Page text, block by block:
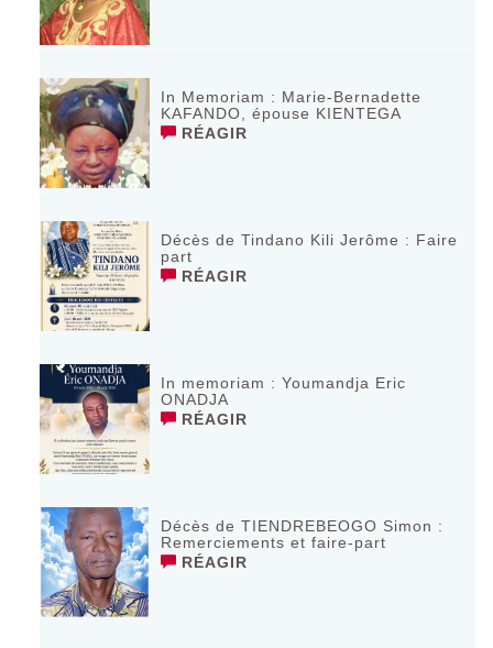
In Memoriam : Marie-Bernadette
KAFANDO, épouse KIENTEGA
RÉAGIR
Décès de Tindano Kili Jerôme : Faire
part
RÉAGIR
In memoriam : Youmandja Eric
ONADJA
RÉAGIR
Décès de TIENDREBEOGO Simon :
Remerciements et faire-part
RÉAGIR